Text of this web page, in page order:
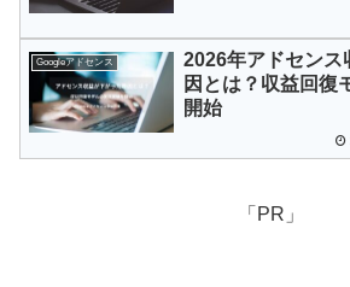
Googleアドセンス
2026年アドセンス
因とは？収益回復
開始
「PR」